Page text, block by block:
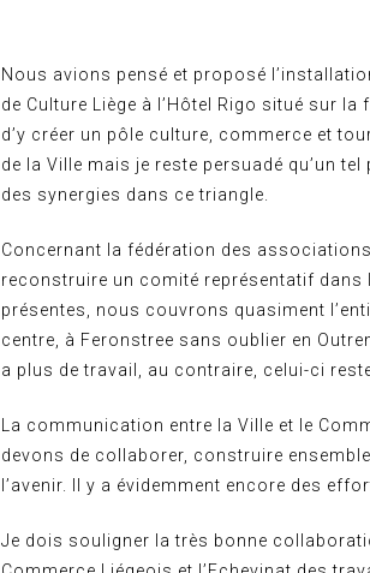
Nous avions pensé et proposé
de Culture Liège à l’Hôtel Rigo situé sur
d’y créer un pôle culture, commerce et
de la Ville mais je reste persuadé qu’un
des synergies dans ce triangle.
Concernant la fédération des
reconstruire un comité représentatif dans
présentes, nous couvrons quasiment
centre, à Feronstree sans oublier en
a plus de travail, au contraire, celui-ci
La communication entre la Ville et le
devons de collaborer, construire
l’avenir. Il y a évidemment encore des
Je dois souligner la très bonne